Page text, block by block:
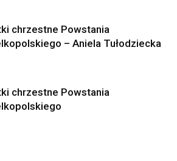
chrzestne Powstania
– Aniela Tułodziecka
chrzestne Powstania